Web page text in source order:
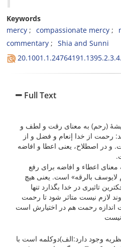
Keywords
mercy
compassionate mercy
commentary
Shia and Sunni
Full Text
(رحم) به معنای رقت و لطف و
رحمت از خدا إنعام و فضل و از
در اصطلاح، یعنی اعطا و افاضه
معنای اعطاء و افاضه برای رفع
بالرقه» است. یعنی هیچ
تاثیری در خدا بگذارد تنها
لازم نیست متاثر شود تا رحمت
اندازه رحمت هم در اختیارش است
وجود دارد:الف)دوکلمه است با